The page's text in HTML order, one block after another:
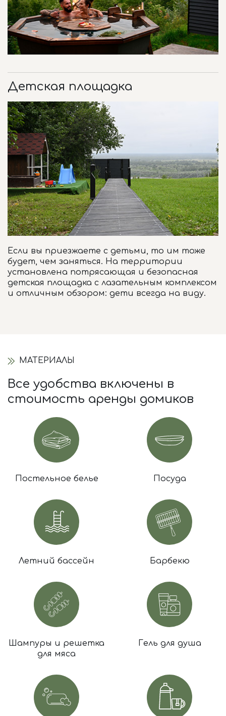
Детская площадка
Если вы приезжаете с детьми, то им тоже
будет, чем заняться. На территории
установлена потрясающая и безопасная
детская площадка с лазательным комплексом
и отличным обзором: дети всегда на виду.
МАТЕРИАЛЫ
Все удобства включены в
стоимость аренды домиков
Постельное белье Посуда
Летний бассейн Барбекю
Шампуры и решетка
для мяса
Гель для душа